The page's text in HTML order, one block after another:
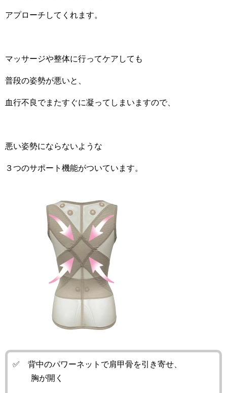
アプローチしてくれます。
マッサージや整体に行ってケアしても
普段の姿勢が悪いと、
血行不良でまたすぐに凝ってしまいますので、
悪い姿勢にならないような
３つのサポート機能がついています。
✅ 背中のパワーネットで肩甲骨を引き寄せ、
胸が開く